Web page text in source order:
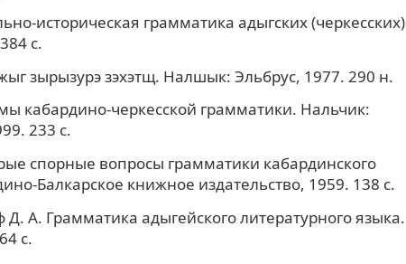
историческая грамматика адыгских (черкесских)
с.
зырызурэ зэхэтщ. Налшык: Эльбрус, 1977. 290 н.
кабардино-черкесской грамматики. Нальчик:
233 с.
спорные вопросы грамматики кабардинского
Балкарское книжное издательство, 1959. 138 с.
А. Грамматика адыгейского литературного языка.
с.